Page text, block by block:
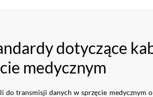
dotyczące
medycznym
transmisji danych w sprzęcie medycznym